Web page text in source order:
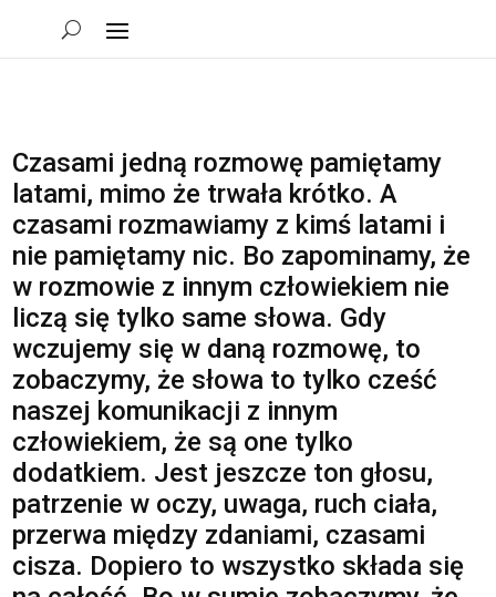
Czasami jedną rozmowę pamiętamy
latami, mimo że trwała krótko. A
czasami rozmawiamy z kimś latami i
nie pamiętamy nic. Bo zapominamy, że
w rozmowie z innym człowiekiem nie
liczą się tylko same słowa. Gdy
wczujemy się w daną rozmowę, to
zobaczymy, że słowa to tylko cześć
naszej komunikacji z innym
człowiekiem, że są one tylko
dodatkiem. Jest jeszcze ton głosu,
patrzenie w oczy, uwaga, ruch ciała,
przerwa między zdaniami, czasami
cisza. Dopiero to wszystko składa się